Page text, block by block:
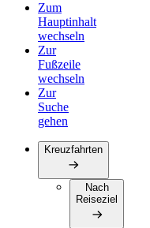
Zum
Hauptinhalt
wechseln
Zur
Fußzeile
wechseln
Zur
Suche
gehen
Kreuzfahrten
Nach
Reiseziel